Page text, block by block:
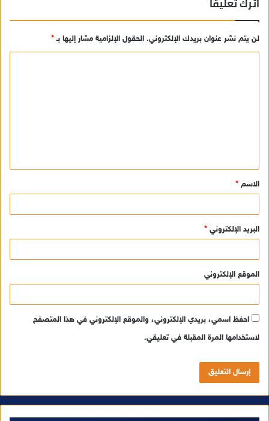
لن يتم نشر عنوان بريدك الإلكتروني. الحقول الإلزامية مشار إليها بـ*
ق
*
الاسم *
البريد الإلكتروني *
الموقع الإلكتروني
احفظ اسمي، بريدي الإلكتروني، والموقع الإلكتروني في هذا المتصفح
لاستخدامها المرة المقبلة في تعليقي.